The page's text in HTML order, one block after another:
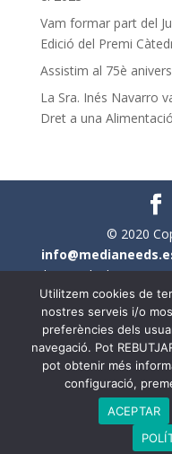
Vam formar part del
Edició del Premi
Assistim al 75è
La Sra. Inés Navarro
Dret a una
© 2020
| Tots els drets
En aquest web s'ha
llenguatge. No
extensió, no s'ha
aquest motiu, a
genèric, atès que és
voltant d'un 90%
Utilitzem cookies de
nostres serveis i/o
preferències dels
navegació. Pot
pot obtenir més
configuració,
ACEPTAR